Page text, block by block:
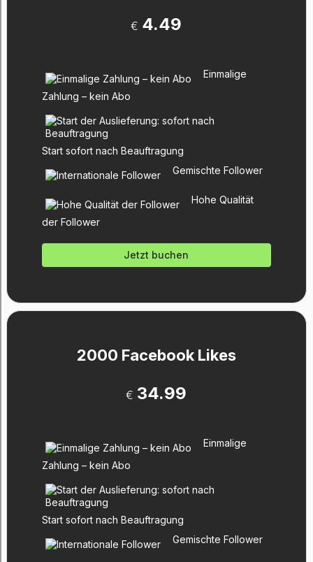
€ 4.49
Einmalige
Zahlung – kein Abo
Start sofort nach Beauftragung
Gemischte Follower
Hohe Qualität
der Follower
Jetzt buchen
2000 Facebook Likes
€ 34.99
Einmalige
Zahlung – kein Abo
Start sofort nach Beauftragung
Gemischte Follower